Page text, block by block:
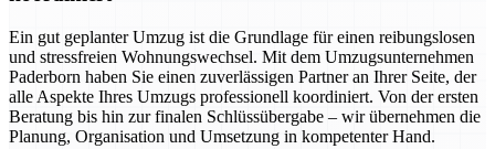
Ein gut geplanter Umzug ist die Grundlage für einen reibungslosen
und stressfreien Wohnungswechsel. Mit dem Umzugsunternehmen
Paderborn haben Sie einen zuverlässigen Partner an Ihrer Seite, der
alle Aspekte Ihres Umzugs professionell koordiniert. Von der ersten
Beratung bis hin zur finalen Schlüssübergabe – wir übernehmen die
Planung, Organisation und Umsetzung in kompetenter Hand.